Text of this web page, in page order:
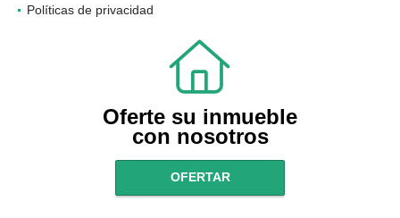
Políticas de privacidad
Oferte su inmueble
con nosotros
OFERTAR